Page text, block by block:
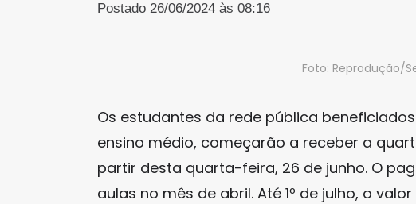
Postado 26/06/2024 às 08:16
Foto: Reprodução/
Os estudantes da rede pública
ensino médio, começarão a receber a
partir desta quarta-feira, 26 de junho. O
aulas no mês de abril. Até 1º de julho, o